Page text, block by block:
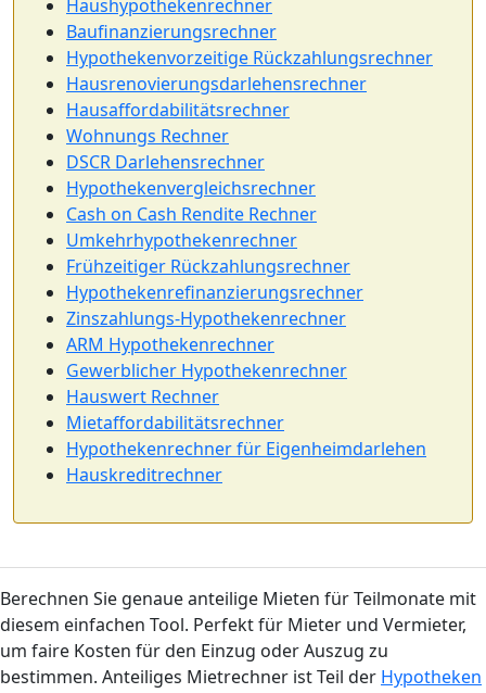
Haushypothekenrechner
Baufinanzierungsrechner
Hypothekenvorzeitige Rückzahlungsrechner
Hausrenovierungsdarlehensrechner
Hausaffordabilitätsrechner
Wohnungs Rechner
DSCR Darlehensrechner
Hypothekenvergleichsrechner
Cash on Cash Rendite Rechner
Umkehrhypothekenrechner
Frühzeitiger Rückzahlungsrechner
Hypothekenrefinanzierungsrechner
Zinszahlungs-Hypothekenrechner
ARM Hypothekenrechner
Gewerblicher Hypothekenrechner
Hauswert Rechner
Mietaffordabilitätsrechner
Hypothekenrechner für Eigenheimdarlehen
Hauskreditrechner
Berechnen Sie genaue anteilige Mieten für Teilmonate mit
diesem einfachen Tool. Perfekt für Mieter und Vermieter,
um faire Kosten für den Einzug oder Auszug zu
bestimmen. Anteiliges Mietrechner ist Teil der Hypotheken